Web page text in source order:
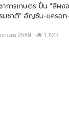
าการเกษตร ปั้น "สีผง
มชาติ" อัญชัน-แครอท
หาคม 2569 1,623